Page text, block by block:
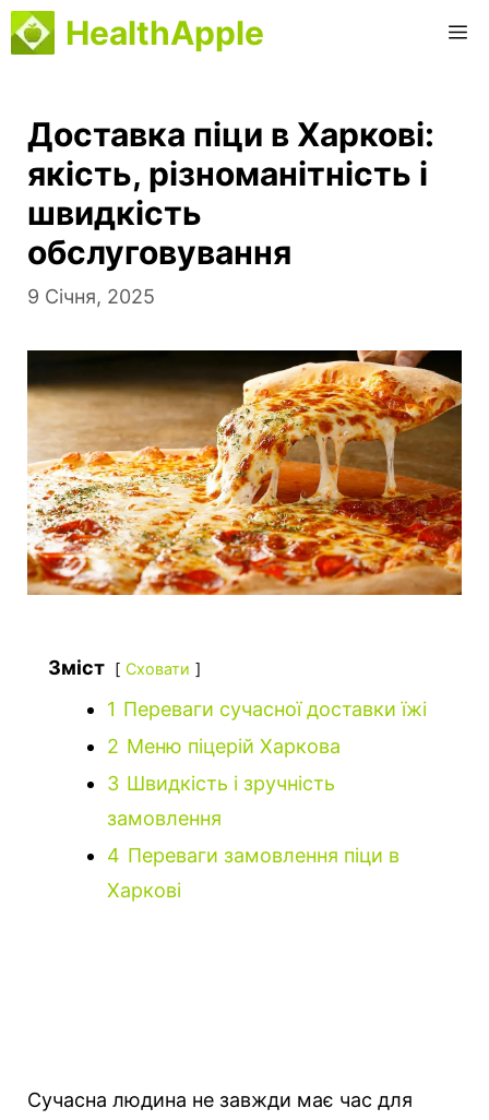
Перейти
до
HealthApple
Доставка піци в Харкові:
якість, різноманітність і
швидкість
обслуговування
9 Січня, 2025
Зміст Сховати
1 Переваги сучасної доставки їжі
2 Меню піцерій Харкова
3 Швидкість і зручність
замовлення
4 Переваги замовлення піци в
Харкові
Сучасна людина не завжди має час для